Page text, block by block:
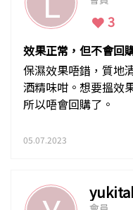
3
效果正常，但不會回
保濕效果唔錯，質地
酒精味咁。想要搵效
所以唔會回購了。
05.07.2023